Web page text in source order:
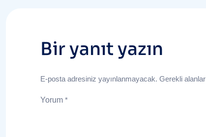
Bir yanıt yazın
E-posta adresiniz yayınlanmayacak. Gerekli alanlar
Yorum *